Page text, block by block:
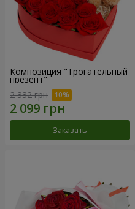
Композиция "Трогательный
презент"
2 332 грн
Заказать